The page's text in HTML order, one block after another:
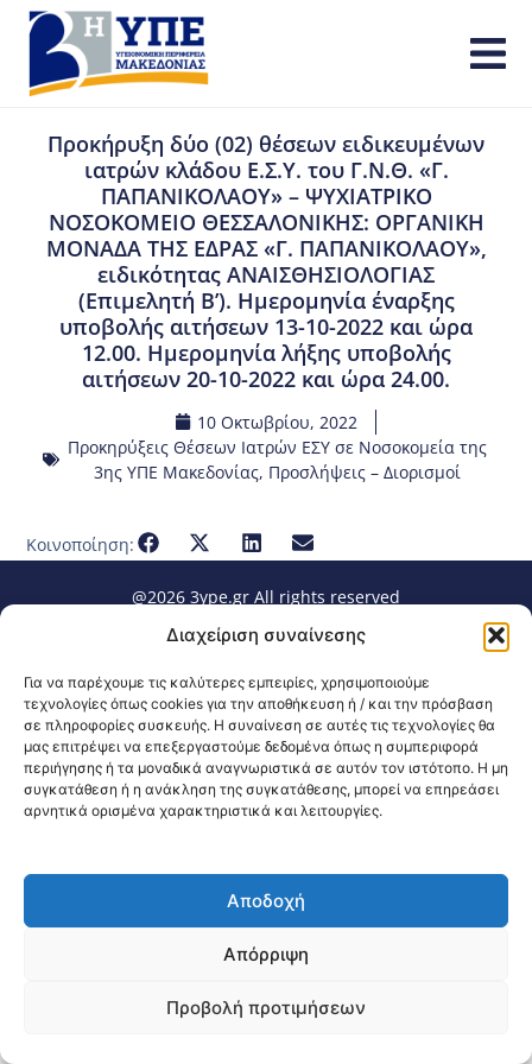
Διαχείριση συναίνεσης
Για να παρέχουμε τις καλύτερες εμπειρίες, χρησιμοποιούμε
τεχνολογίες όπως cookies για την αποθήκευση ή / και την πρόσβαση
σε πληροφορίες συσκευής. Η συναίνεση σε αυτές τις τεχνολογίες θα
μας επιτρέψει να επεξεργαστούμε δεδομένα όπως η συμπεριφορά
περιήγησης ή τα μοναδικά αναγνωριστικά σε αυτόν τον ιστότοπο. Η μη
συγκατάθεση ή η ανάκληση της συγκατάθεσης, μπορεί να επηρεάσει
αρνητικά ορισμένα χαρακτηριστικά και λειτουργίες.
Αποδοχή
Απόρριψη
Προβολή προτιμήσεων
Προκήρυξη δύο (02) θέσεων ειδικευμένων
ιατρών κλάδου Ε.Σ.Υ. του Γ.Ν.Θ. «Γ.
ΠΑΠΑΝΙΚΟΛΑΟΥ» – ΨΥΧΙΑΤΡΙΚΟ
ΝΟΣΟΚΟΜΕΙΟ ΘΕΣΣΑΛΟΝΙΚΗΣ: ΟΡΓΑΝΙΚΗ
ΜΟΝΑΔΑ ΤΗΣ ΕΔΡΑΣ «Γ. ΠΑΠΑΝΙΚΟΛΑΟΥ»,
ειδικότητας ΑΝΑΙΣΘΗΣΙΟΛΟΓΙΑΣ
(Επιμελητή Β’). Ημερομηνία έναρξης
υποβολής αιτήσεων 13-10-2022 και ώρα
12.00. Ημερομηνία λήξης υποβολής
αιτήσεων 20-10-2022 και ώρα 24.00.
10 Οκτωβρίου, 2022
Προκηρύξεις Θέσεων Ιατρών ΕΣΥ σε Νοσοκομεία της
3ης ΥΠΕ Μακεδονίας, Προσλήψεις – Διορισμοί
Κοινοποίηση:
@2026 3ype.gr All rights reserved
Πολιτική Προστασίας Δεδομένων
Θεσσαλονίκη, Ελλάδα Τηλ: +30 2311 226 200
Page Visits: 00032 Website Visits: 1594835